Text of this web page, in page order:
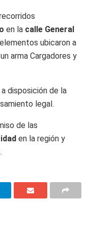
en la calle General
ubicaron a
arma Cargadores y
disposición de la
legal.
de las
en la región y